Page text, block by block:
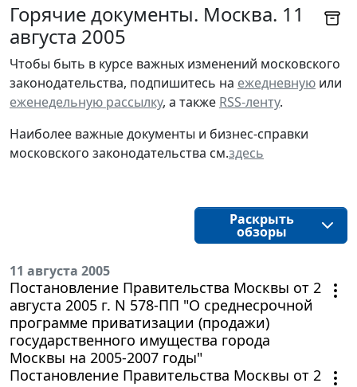
Горячие документы. Москва. 11
августа 2005
Чтобы быть в курсе важных изменений московского
законодательства, подпишитесь на ежедневную или
еженедельную рассылку, а также RSS-ленту.
Наиболее важные документы и бизнес-справки
московского законодательства см.здесь
Раскрыть
обзоры
11 августа 2005
Постановление Правительства Москвы от 2
августа 2005 г. N 578-ПП "О среднесрочной
программе приватизации (продажи)
государственного имущества города
Москвы на 2005-2007 годы"
Постановление Правительства Москвы от 2